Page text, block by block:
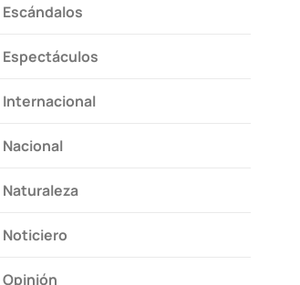
Escándalos
Espectáculos
Internacional
Nacional
Naturaleza
Noticiero
Opinión